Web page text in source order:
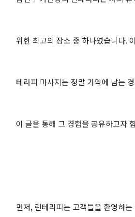
위한 최고의 장소 중 하나였습니다.
테라피 마사지는 정말 기억에 남는
이 글을 통해 그 경험을 공유하고자
먼저, 린테라피는 고객들을 환영하